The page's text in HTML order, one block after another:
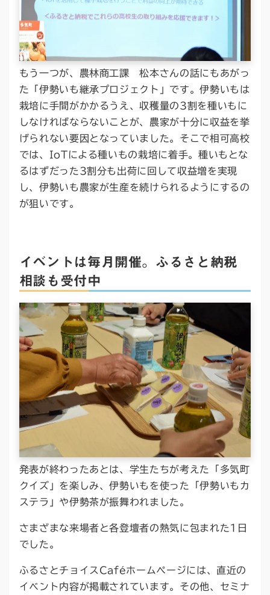
もう一つが、農林商工課 松本さんの話にもあがっ
た「伊勢いも継承プロジェクト」です。伊勢いもは
栽培に手間がかかるうえ、収穫量の3割を種いもに
しなければならないことが、農家が十分に収益を挙
げられない要因となっていました。そこで相可高校
では、IoTによる種いもの栽培に着手。種いもとな
るはずだった3割分も出荷に回して収益増を実現
し、伊勢いも農家が生産を続けられるようにするの
が狙いです。
イベントは毎月開催。ふるさと納税
相談も受付中
発表が終わったあとは、学生たちが考えた「多気町
クイズ」を楽しみ、伊勢いもを使った「伊勢いもカ
ステラ」や伊勢茶が振舞われました。
さまざまな来場者と各登壇者の熱気に包まれた1日
でした。
ふるさとチョイスCaféホームページには、直近の
イベント内容が掲載されています。その他、セミナ